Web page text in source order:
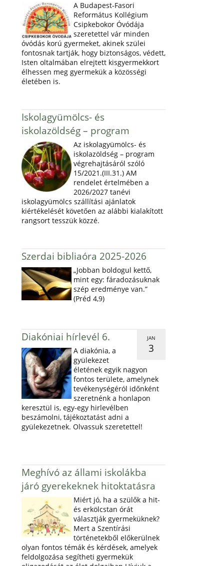
A Budapest-Fasori
Református Kollégium
Csipkebokor Óvódája
szeretettel vár minden
óvódás korú gyermeket, akinek szülei
fontosnak tartják, hogy biztonságos, védett,
Isten oltalmában elrejtett kisgyermekkort
élhessen meg gyermekük a közösségi
életében is.
Iskolagyümölcs- és
iskolazöldség – program
Az iskolagyümölcs- és
iskolazöldség – program
végrehajtásáról szóló
15/2021.(III.31.) AM
rendelet értelmében a
2026/2027 tanévi
iskolagyümölcs szállítási ajánlatok
kiértékelését követően az alábbi kialakított
rangsort tesszük közzé.
Szerdai bibliaóra 2025-2026
„Jobban boldogul kettő,
mint egy: fáradozásuknak
szép eredménye van.”
(Préd 4,9)
JAN
3
Diakóniai hírlevél 6.
A diakónia, a
gyülekezet
életének egyik nagyon
fontos területe, amelynek
tevékenységéról időnként
szeretnénk a honlapon
keresztül is, egy-egy hirlevélben
beszámolni, tájékoztatást adni a
gyülekezetnek. Olvassuk szeretettel!
Meghívó az állami iskolákba
járó gyerekeknek hitoktatásra
Miért jó, ha a szülők a hit-
és erkölcstan órát
választják gyermeküknek?
Mert a Szentírási
történetekből előkerülnek
olyan fontos témák és kérdések, amelyek
feldolgozása segítheti gyermekük